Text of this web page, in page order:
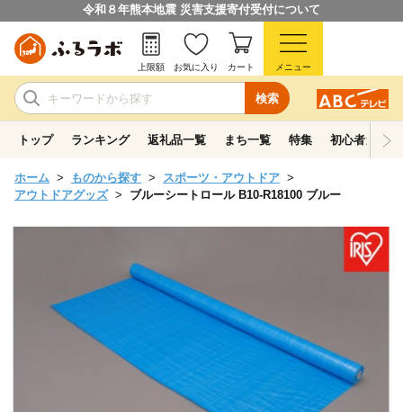
令和８年熊本地震 災害支援寄付受付について
検索
上限額 お気に入り カート メニュー
トップ ランキング 返礼品一覧 まち一覧 特集 初心者ガイド
ホーム ものから探す
スポーツ・アウトドア
アウトドアグッズ
ブルーシートロール B10-R18100 ブルー